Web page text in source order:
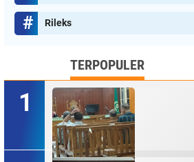
Rileks
TERPOPULER